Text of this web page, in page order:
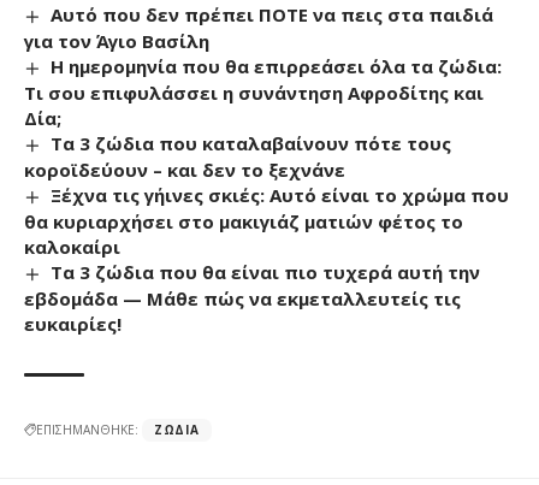
Αυτό που δεν πρέπει ΠΟΤΕ να πεις στα παιδιά
για τον Άγιο Βασίλη
Η ημερομηνία που θα επιρρεάσει όλα τα ζώδια:
Τι σου επιφυλάσσει η συνάντηση Αφροδίτης και
Δία;
Τα 3 ζώδια που καταλαβαίνουν πότε τους
κοροϊδεύουν – και δεν το ξεχνάνε
Ξέχνα τις γήινες σκιές: Αυτό είναι το χρώμα που
θα κυριαρχήσει στο μακιγιάζ ματιών φέτος το
καλοκαίρι
Τα 3 ζώδια που θα είναι πιο τυχερά αυτή την
εβδομάδα — Μάθε πώς να εκμεταλλευτείς τις
ευκαιρίες!
ΕΠΙΣΗΜΑΝΘΗΚΕ: ΖΏΔΙΑ